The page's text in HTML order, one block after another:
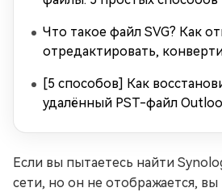
Что такое файл SVG? Как
отредактировать,
[5 способов] Как
удалённый PST-файл
Если вы пытаетесь найти
сети, но он не отображается,